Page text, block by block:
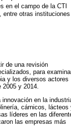
en el campo de la CTI
otras instituciones
de una revisión
para
y los diversos actores
2005 y 2014.
en la
cárnicos, lácteos
líderes en las
las empresas más